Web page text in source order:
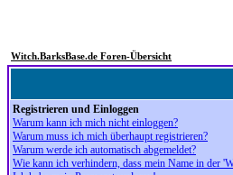
Witch.BarksBase.de Foren-Übersicht
Registrieren und Einloggen
Warum kann ich mich nicht einloggen?
Warum muss ich mich überhaupt registrieren?
Warum werde ich automatisch abgemeldet?
Wie kann ich verhindern, dass mein Name in der